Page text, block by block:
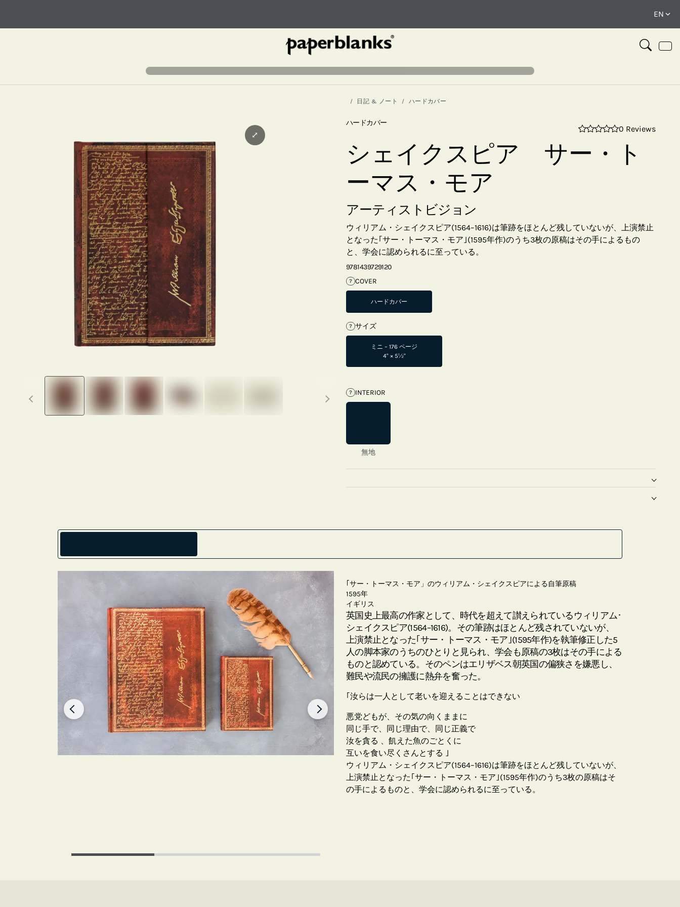
日記 & ノート ハードカバー
Previous thumbnails
⤢
ハードカバー
0 Reviews
シェイクスピア サー・ト
ーマス・モア
アーティストビジョン
ウィリアム・シェイクスピア(1564–1616)は筆跡をほとんど残していないが、上演禁止
となった｢サー・トーマス・モア｣(1595年作)のうち3枚の原稿はその手によるもの
と、学会に認められるに至っている。
9781439729120
? COVER
ハードカバー
? サイズ
ミニ – 176 ページ
4" × 5½"
? INTERIOR
無地
｢サー・トーマス・モア」のウィリアム・シェイクスピアによる自筆原稿
1595年
イギリス
英国史上最高の作家として、時代を超えて讃えられているウィリアム･
シェイクスピア(1564–1616)。その筆跡はほとんど残されていないが、
上演禁止となった｢サー・トーマス・モア｣(1595年作)を執筆修正した5
人の脚本家のうちのひとりと見られ、学会も原稿の3枚はその手による
ものと認めている。そのペンはエリザベス朝英国の偏狭さを嫌悪し、
難民や流民の擁護に熱弁を奮った。
｢汝らは一人として老いを迎えることはできない
悪党どもが、その気の向くままに
同じ手で、同じ理由で、同じ正義で
汝を貪る 、飢えた魚のごとくに
互いを食い尽くさんとする ｣
ウィリアム・シェイクスピア(1564–1616)は筆跡をほとんど残していないが、
上演禁止となった｢サー・トーマス・モア｣(1595年作)のうち3枚の原稿はそ
の手によるものと、学会に認められるに至っている。